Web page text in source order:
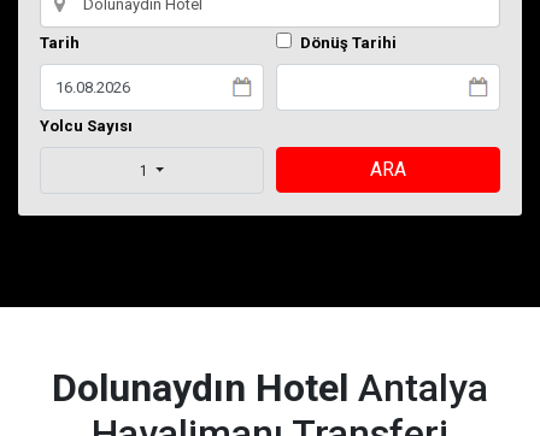
Tarih Dönüş Tarihi
Yolcu Sayısı
1 ARA
Dolunaydın Hotel Antalya